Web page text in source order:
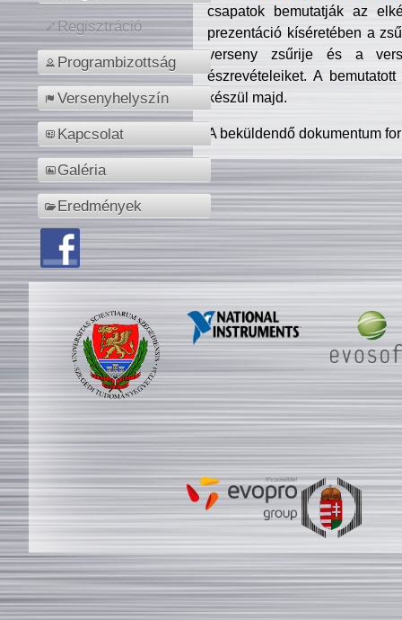
Regisztráció
Programbizottság
Versenyhelyszín
Kapcsolat
Galéria
Eredmények
csapatok bemutatják az
prezentáció kíséretében a
verseny zsűrije és a
észrevételeiket. A
készül majd.
A beküldendő dokumentum